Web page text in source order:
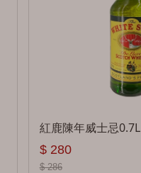
紅鹿陳年威士忌0.7L
$ 280
$ 286